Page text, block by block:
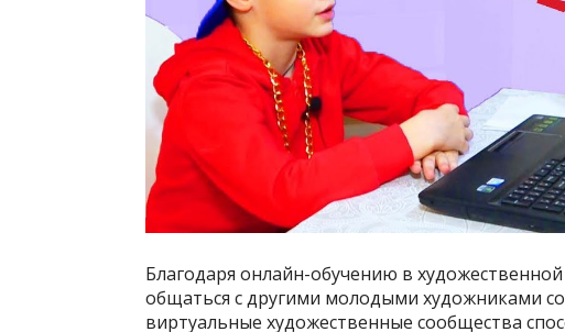
Благодаря онлайн-обучению в
общаться с другими молодыми художниками
виртуальные художественные сообщества